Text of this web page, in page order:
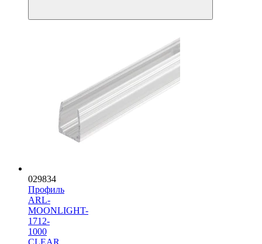
029834
Профиль
ARL-
MOONLIGHT-
1712-
1000
CLEAR